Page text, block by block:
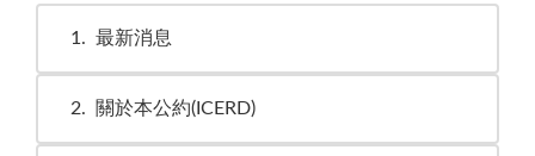
1 最新消息
2 關於本公約(ICERD)